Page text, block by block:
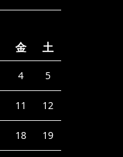
金 土
4 5
11 12
18 19